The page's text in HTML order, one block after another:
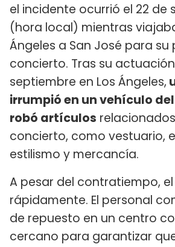
el incidente ocurrió el 22 de
(hora local) mientras
Ángeles a San José para su
concierto. Tras su
septiembre en Los Ángeles,
irrumpió en un vehículo
robó artículos
concierto, como vestuario,
estilismo y mercancía.
A pesar del contratiempo,
rápidamente. El personal
de repuesto en un centro
cercano para garantizar